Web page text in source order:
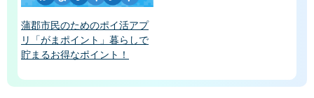
蒲郡市民のためのポイ活アプ
リ「がまポイント」暮らしで
貯まるお得なポイント！